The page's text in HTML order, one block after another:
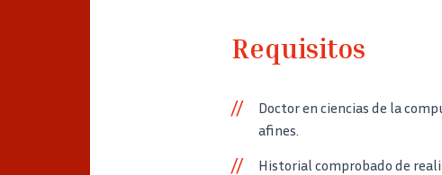
Requisitos
Doctor en ciencias de la
afines.
Historial comprobado de